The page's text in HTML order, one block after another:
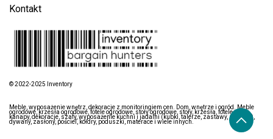
Kontakt
© 2022-2025 Inventory
Meble, wyposażenie wnętrz, dekoracje z monitoringiem cen. Dom, wnętrze i ogród. Meble
ogrodowe, krzesła ogrodowe, fotele ogrodowe, stoły ogrodowe, stoły, krzesła, fotele, łóżka,
kanapy, dekoracje, szafy, wyposażenie kuchni i jadalni (kubki, talerze, zastawy, sztućce),
dywany, zasłony, pościel, kołdry, poduszki, materace i wiele innych.